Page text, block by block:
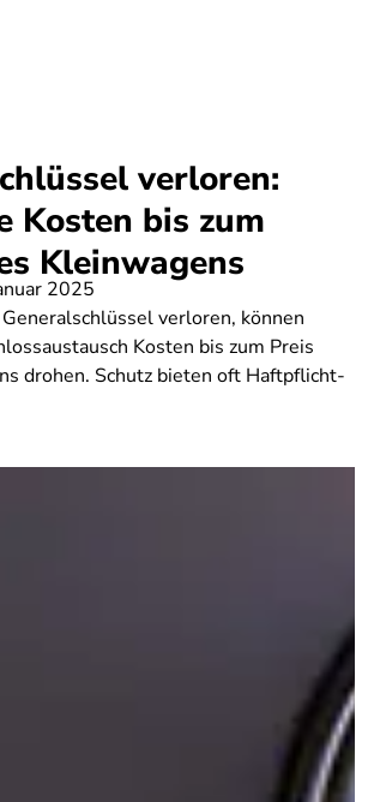
verloren:
Kosten bis zum
Kleinwagens
2025
verloren, können
Kosten bis zum Preis
drohen. Schutz bieten oft Haftpflicht-